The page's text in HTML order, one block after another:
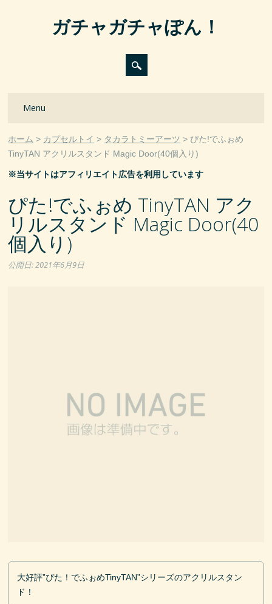
ガチャガチャぽん！
Main menu
Menu
ホーム カプセルトイ タカラトミーアーツ
ぴた!でふぉめ
TinyTAN アクリルスタンド Magic Door(40個入り)
※当サイトはアフィリエイト広告を利用しています
ぴた!でふぉめ TinyTAN アク
リルスタンド Magic Door(40
個入り)
公開日:2021年6月9日
大好評”ぴた！でふぉめTinyTAN”シリーズのアクリルスタン
ド！